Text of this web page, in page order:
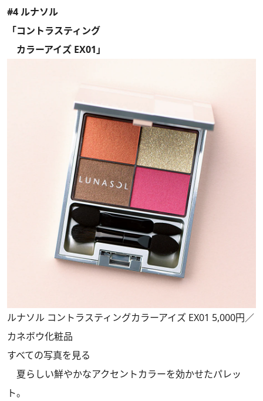
#4 ルナソル
「コントラスティング
カラーアイズ EX01」
ルナソル コントラスティングカラーアイズ EX01 5,000円／
カネボウ化粧品
すべての写真を見る
夏らしい鮮やかなアクセントカラーを効かせたパレッ
ト。